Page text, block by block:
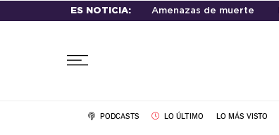
ES NOTICIA: Amenazas de muerte
PODCASTS LO ÚLTIMO LO MÁS VISTO